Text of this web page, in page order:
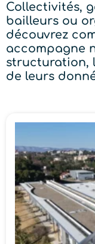
Collectivités,
bailleurs ou
découvrez
accompagne
structuration,
de leurs